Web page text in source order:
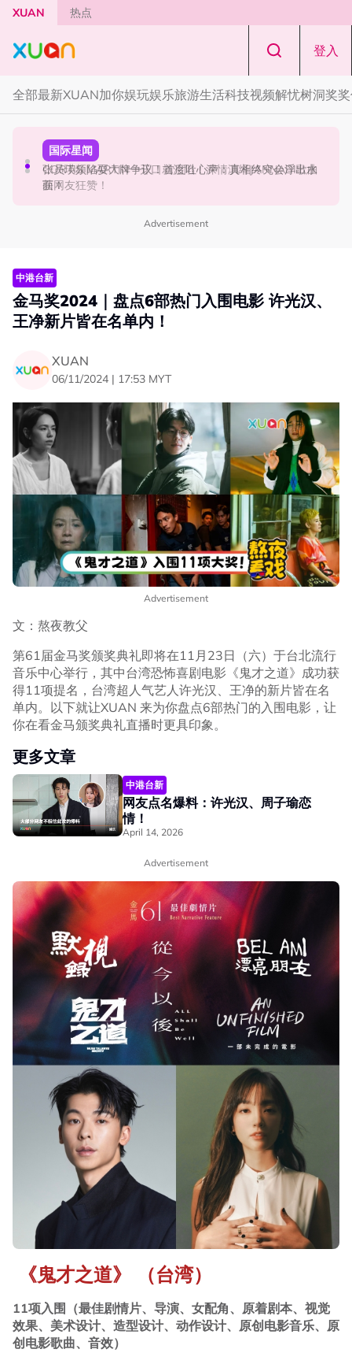
Skip to main content
XUAN 热点
登入
全部最新XUAN加你娱玩娱乐旅游生活科技视频解忧树洞奖
演唱会
F✦FOREVER 首次来马开唱！万人合唱《流星雨》，梦回
《流星花园》
国际星闻
CORTIS MARTIN一开口就沦陷！深情演绎JANNABI歌曲
获网友狂赞！
国际星闻
张员瑛频陷耍大牌争议！首度吐心声：真相终究会浮出水
面！
Advertisement
中港台新
金马奖2024｜盘点6部热门入围电影 许光汉、
王净新片皆在名单内！
XUAN
06/11/2024 | 17:53 MYT
Advertisement
文：熬夜教父
第61届金马奖颁奖典礼即将在11月23日（六）于台北流行
音乐中心举行，其中台湾恐怖喜剧电影《鬼才之道》成功获
得11项提名，台湾超人气艺人许光汉、王净的新片皆在名
单内。以下就让XUAN 来为你盘点6部热门的入围电影，让
你在看金马颁奖典礼直播时更具印象。
更多文章
中港台新
网友点名爆料：许光汉、周子瑜恋
情！
April 14, 2026
Advertisement
《鬼才之道》 （台湾）
11项入围（最佳剧情片、导演、女配角、原着剧本、视觉
效果、美术设计、造型设计、动作设计、原创电影音乐、原
创电影歌曲、音效）